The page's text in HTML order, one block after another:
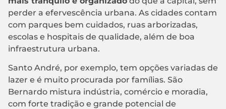
perder a efervescência urbana. As cidades contam
com parques bem cuidados, ruas arborizadas,
escolas e hospitais de qualidade, além de boa
infraestrutura urbana.
Santo André, por exemplo, tem opções variadas de
lazer e é muito procurada por famílias. São
Bernardo mistura indústria, comércio e moradia,
com forte tradição e grande potencial de